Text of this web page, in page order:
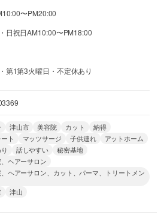
〜PM20:00
日祝日AM10:00〜PM18:00
第1第3火曜日・不定休あり
津山市 美容院 カット
納得
ト
マッツサージ 子供連れ
アットホーム
話しやすい
秘密基地
ヘアーサロン
ヘアーサロン、カット、パーマ、トリートメン
津山